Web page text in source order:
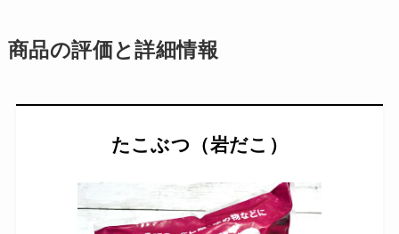
商品の評価と詳細情報
たこぶつ（岩だこ）